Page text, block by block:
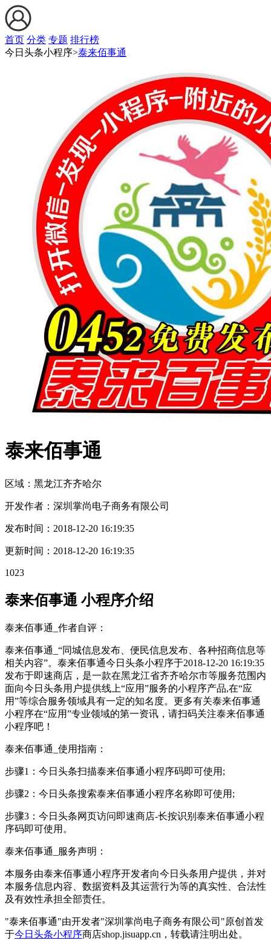
首页 分类 专题 排行榜
今日头条小程序>泰来佰事通
泰来佰事通
区域： 黑龙江齐齐哈尔
开发作者： 深圳掌尚电子商务有限公司
发布时间： 2018-12-20 16:19:35
更新时间： 2018-12-20 16:19:35
1023
泰来佰事通 小程序介绍
泰来佰事通_作者自评：
泰来佰事通_“同城信息发布、便民信息发布、各种招商信息等
相关内容”。泰来佰事通今日头条小程序于2018-12-20 16:19:35
发布于即速商店，是一款在黑龙江省齐齐哈尔市等服务范围内
面向今日头条用户提供线上“应用”服务的小程序产品,在“应
用”等综合服务领域具有一定的知名度。更多有关泰来佰事通
小程序在“应用”专业领域的第一资讯，请扫码关注泰来佰事通
小程序吧！
泰来佰事通_使用指南：
步骤1：今日头条扫描泰来佰事通小程序码即可使用;
步骤2：今日头条搜索泰来佰事通小程序名称即可使用;
步骤3：今日头条网页访问即速商店-长按识别泰来佰事通小程
序码即可使用。
泰来佰事通_服务声明：
本服务由泰来佰事通小程序开发者向今日头条用户提供，并对
本服务信息内容、数据资料及其运营行为等的真实性、合法性
及有效性承担全部责任。
"泰来佰事通"由开发者"深圳掌尚电子商务有限公司"原创首发
于今日头条小程序商店shop.jisuapp.cn，转载请注明出处。